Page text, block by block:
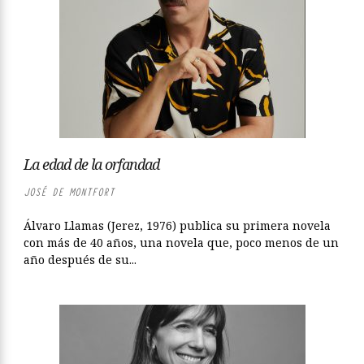
La edad de la orfandad
JOSÉ DE MONTFORT
Álvaro Llamas (Jerez, 1976) publica su primera novela
con más de 40 años, una novela que, poco menos de un
año después de su...